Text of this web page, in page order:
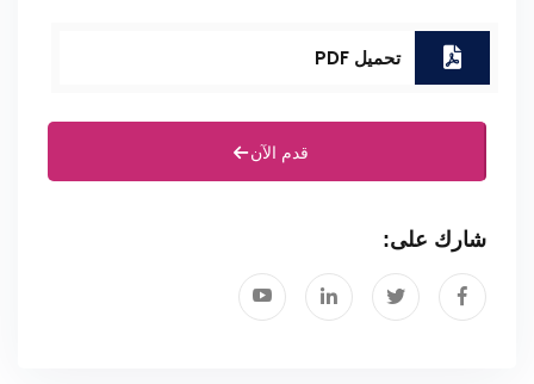
تحميل PDF
قدم الآن
شارك على: